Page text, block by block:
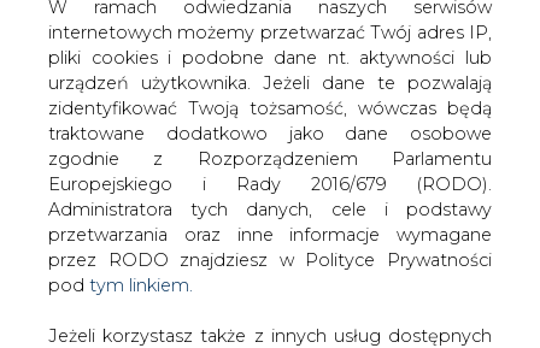
WŁĄCZ CIRE.TV
W ramach odwiedzania naszych serwisów
internetowych możemy przetwarzać Twój adres IP,
pliki cookies i podobne dane nt. aktywności lub
urządzeń użytkownika. Jeżeli dane te pozwalają
zidentyfikować Twoją tożsamość, wówczas będą
traktowane dodatkowo jako dane osobowe
zgodnie z Rozporządzeniem Parlamentu
Europejskiego i Rady 2016/679 (RODO).
Administratora tych danych, cele i podstawy
przetwarzania oraz inne informacje wymagane
przez RODO znajdziesz w Polityce Prywatności
pod tym linkiem.
Jeżeli korzystasz także z innych usług dostępnych